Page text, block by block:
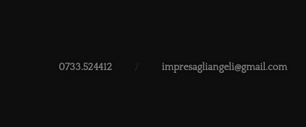
0733.524412 / impresagliangeli@gmail.com